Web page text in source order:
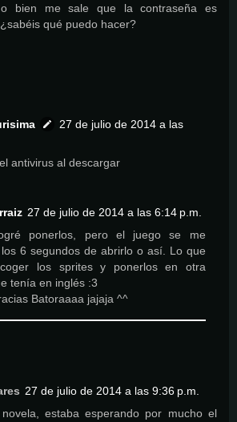
bien me sale que la contraseña es
qué puedo hacer?
27 de julio de 2014 a las
antivirus al descargar
27 de julio de 2014 a las 6:14 p.m.
ponerlos, pero el juego se me
6 segundos de abrirlo o así. Lo que
los sprites y ponerlos en otra
tenía en inglés :3
Batoraaaa jajaja ^^
27 de julio de 2014 a las 9:36 p.m.
estaba esperando por mucho el